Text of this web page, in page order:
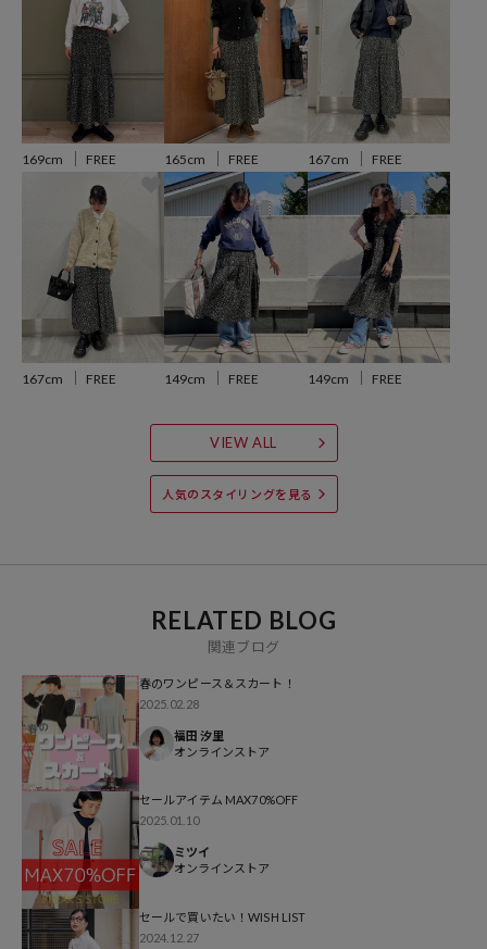
※こちらの商品は、弊社管理上のカラーを表記しております為、タグ
のカラー表記と異なる記載となっております。
【サイト表記：タグ表記】
・オフホワイト：OFF
・ブラック：BLK
※掲載画像の商品の色味は、屋外や屋内の光の照射や角度により実物
と色味が異なる場合がございます。また表示のサイズ感と実物は若干
異なる場合もございますので、予めご了承ください。
※着用、お取り扱いの際は、商品についている品質表示とアテンショ
ンタグを必ずご確認下さい。
円（2024年8月30日時点）
※「参考価格」とは、Daytona Parkにおける対象商品の通常販売（先
ブランド説明
【FREAK'S STORE／フリークスストア】
「アメリカの豊かさとワクワク・ドキドキを日本に伝えたい」という
ど自分たちが本気でカッコ良いと思うものをセレクト。積極的に楽し
む生活体験者＝フリークとして、アメリカンライフスタイルの楽しみ
方を提案するセレクトショップです。
169cm FREE 165cm FREE 167cm FREE
167cm FREE 149cm FREE 149cm FREE
VIEW ALL
人気のスタイリングを見る
RELATED BLOG
関連ブログ
春のワンピース＆スカート！
2025.02.28
福田 汐里
オンラインストア
セールアイテム MAX70%OFF
2025.01.10
ミツイ
オンラインストア
セールで買いたい！WISH LIST
2024.12.27